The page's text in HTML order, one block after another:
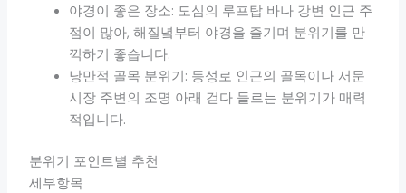
야경이 좋은 장소: 도심의 루프탑 바나 강변 인근 주
점이 많아, 해질녘부터 야경을 즐기며 분위기를 만
끽하기 좋습니다.
낭만적 골목 분위기: 동성로 인근의 골목이나 서문
시장 주변의 조명 아래 걷다 들르는 분위기가 매력
적입니다.
분위기 포인트별 추천
세부항목